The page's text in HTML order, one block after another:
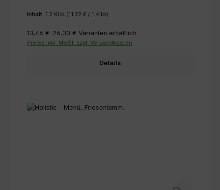
Inhalt: 1.2 Kilo (11,22 € / 1 Kilo)
13,46 €-26,33 € Varianten erhältlich
Preise inkl. MwSt. zzgl. Versandkosten
Details